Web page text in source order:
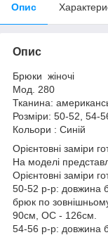
Опис
Опис
Брюки жіночі
Мод. 280
Тканина:
Розміри: 50-52, 54-
Кольори : Синій
Орієнтовні заміри
На моделі
Орієнтовні заміри
50-52 р-р: довжина
брюк по
90см, ОС - 126см.
54-56 р-р: довжина